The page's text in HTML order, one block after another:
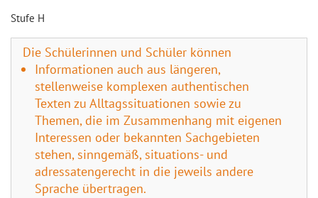
Stufe H
Die Schülerinnen und Schüler können
Informationen auch aus längeren,
stellenweise komplexen authentischen
Texten zu Alltagssituationen sowie zu
Themen, die im Zusammenhang mit eigenen
Interessen oder bekannten Sachgebieten
stehen, sinngemäß, situations- und
adressatengerecht in die jeweils andere
Sprache übertragen.